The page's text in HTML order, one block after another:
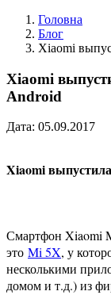
Головна
Блог
Xiaomi
Xiaomi
Android
Дата: 05.09.2017
Xiaomi
Смартфон Xiaomi
это Mi 5X, у
несколькими
домом и т.д.) из